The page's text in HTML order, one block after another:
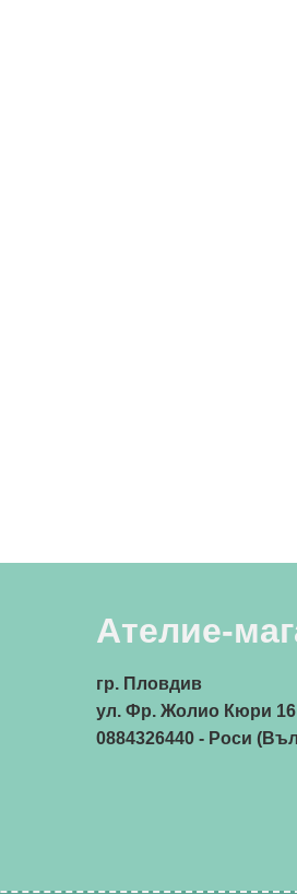
Ателие-
гр. Пловдив
ул. Фр. Жолио Кюри 16
0884326440- Роси